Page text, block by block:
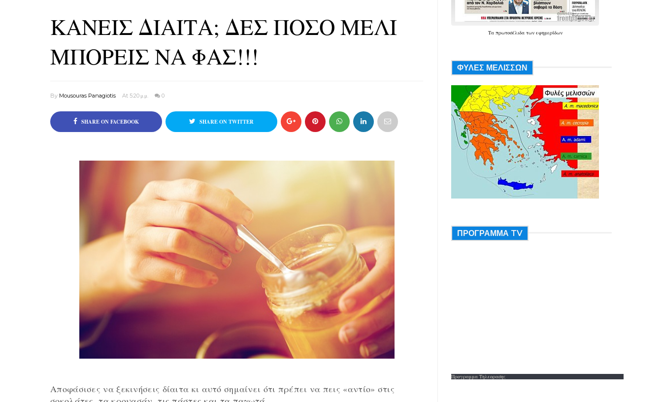
ΚΑΝΕΙΣ ΔΙΑΙΤΑ; ΔΕΣ ΠΟΣΟ ΜΕΛΙ
ΜΠΟΡΕΙΣ ΝΑ ΦΑΣ!!!
By Mousouras Panagiotis At 5:20 μ.μ. 0
SHARE ON FACEBOOK SHARE ON TWITTER
Αποφάσισες να ξεκινήσεις δίαιτα κι αυτό σημαίνει ότι πρέπει να πεις «αντίο» στις
Τα πρωτοσέλιδα των εφημερίδων
ΦΥΛΕΣ ΜΕΛΙΣΣΩΝ
ΠΡΟΓΡΑΜΜΑ TV
Προγραμμα Τηλεορασης